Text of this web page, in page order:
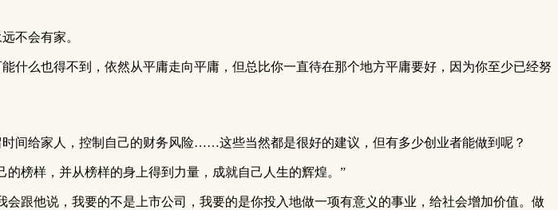
不会有家。
么也得不到，依然从平庸走向平庸，但总比你一直待在那个地方平庸要好，因为你至少已经努
间给家人，控制自己的财务风险……这些当然都是很好的建议，但有多少创业者能做到呢？
榜样，并从榜样的身上得到力量，成就自己人生的辉煌。”
跟他说，我要的不是上市公司，我要的是你投入地做一项有意义的事业，给社会增加价值。做